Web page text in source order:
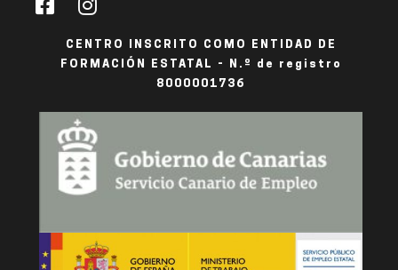
CENTRO INSCRITO COMO ENTIDAD DE
FORMACIÓN ESTATAL - N.º de registro
8000001736